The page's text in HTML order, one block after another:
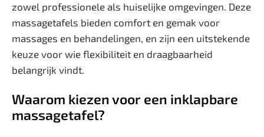
zowel professionele als huiselijke omgevingen. Deze
massagetafels bieden comfort en gemak voor
massages en behandelingen, en zijn een uitstekende
keuze voor wie flexibiliteit en draagbaarheid
belangrijk vindt.
Waarom kiezen voor een inklapbare
massagetafel?